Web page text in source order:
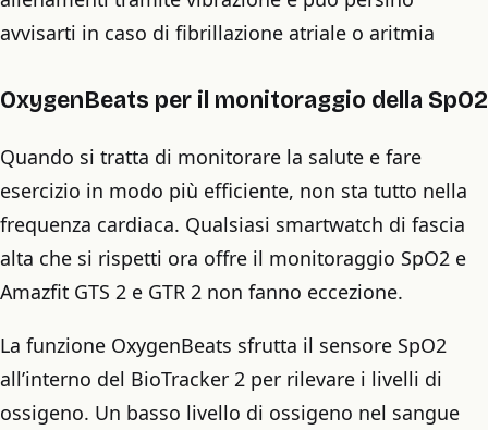
avvisarti in caso di fibrillazione atriale o aritmia
OxygenBeats per il monitoraggio della SpO2
Quando si tratta di monitorare la salute e fare
esercizio in modo più efficiente, non sta tutto nella
frequenza cardiaca. Qualsiasi smartwatch di fascia
alta che si rispetti ora offre il monitoraggio SpO2 e
Amazfit GTS 2 e GTR 2 non fanno eccezione.
La funzione OxygenBeats sfrutta il sensore SpO2
all’interno del BioTracker 2 per rilevare i livelli di
ossigeno. Un basso livello di ossigeno nel sangue